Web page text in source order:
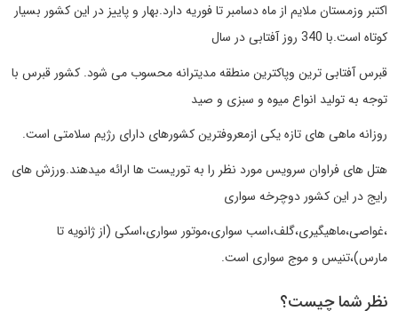
اکتبر وزمستان ملایم از ماه دسامبر تا فوریه دارد.بهار و پاییز در این کشور بسیار
کوتاه است.با 340 روز آفتابی در سال
قبرس آفتابی ترین وپاکترین منطقه مدیترانه محسوب می شود. کشور قبرس با
توجه به تولید انواع میوه و سبزی و صید
روزانه ماهی های تازه یکی ازمعروفترین کشورهای دارای رژیم سلامتی است.
هتل های فراوان سرویس مورد نظر را به توریست ها ارائه میدهند.ورزش های
رایج در این کشور دوچرخه سواری
،غواصی،ماهیگیری،گلف،اسب سواری،موتور سواری،اسکی (از ژانویه تا
مارس)،تنیس و موج سواری است.
نظر شما چیست؟